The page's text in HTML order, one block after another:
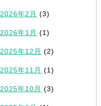
2026年2月 (3)
2026年1月 (1)
2025年12月 (2)
2025年11月 (1)
2025年10月 (3)